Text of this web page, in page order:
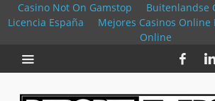
Casino Not On Gamstop Buitenlandse
Licencia España
Mejores Casinos Online
Online